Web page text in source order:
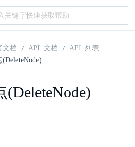
文档 API 文档
API 列表